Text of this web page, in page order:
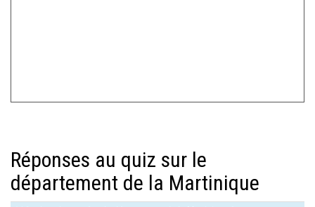
Réponses au quiz sur le
département de la Martinique